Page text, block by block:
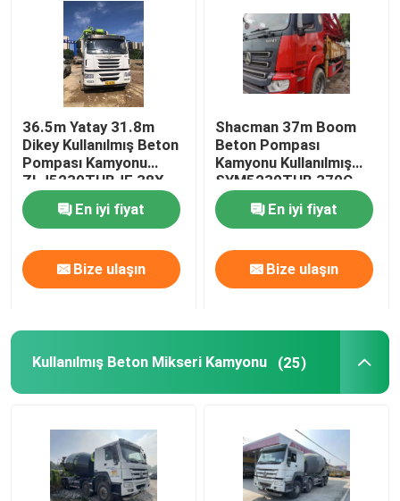
Kullanılmış paletli vinç
Kullanılmış Damperli Kamyon
ikinci el ekskavatör
beton santrali
36.5m Yatay 31.8m
Dikey Kullanılmış Beton
Pompası Kamyonu
ZLJ5230THBJE 38X-
5RZ
En iyi fiyat
Bize ulaşın
Shacman 37m Boom
Beton Pompası
Kamyonu Kullanılmış
SYM5230THB 370C-
8A J08E WY Motor
En iyi fiyat
Bize ulaşın
Kullanılmış Beton Mikseri Kamyonu (25)